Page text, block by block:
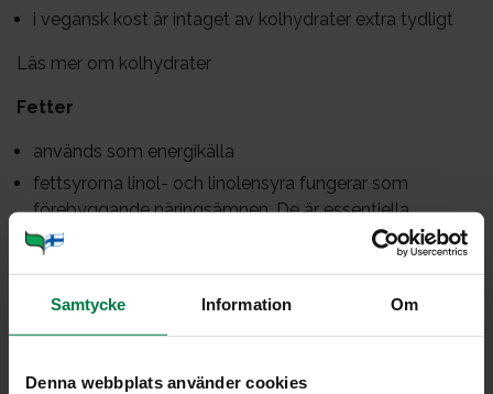
Samtycke Information Om
Denna webbplats använder cookies
i vegansk kost är intaget av kolhydrater extra tydligt
Läs mer om kolhydrater
Fetter
används som energikälla
fettsyrorna linol- och linolensyra fungerar som
förebyggande näringsämnen. De är essentiella
fettsyror som kroppen måste få från maten (till
vegetabilier (produkter från växtriket) innehåller
växtfetter rekommenderas av hälsoskäl framom andra